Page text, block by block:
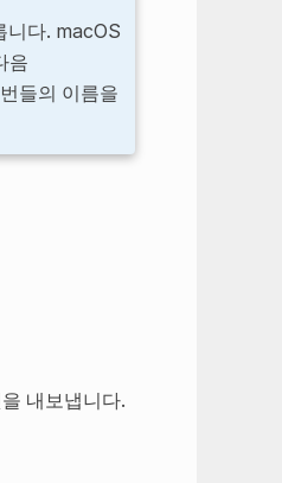
니다. macOS
음
들의 이름을
내보냅니다.